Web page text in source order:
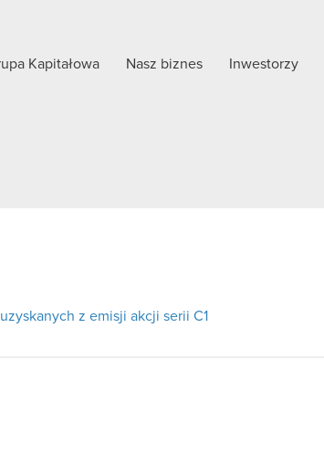
Kapitałowa Nasz biznes Inwestorzy
z emisji akcji serii C1